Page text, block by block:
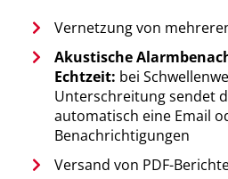
Vernetzung von
Akustische
Echtzeit: bei
Unterschreitung sendet
automatisch eine Email
Benachrichtigungen
Versand von PDF-